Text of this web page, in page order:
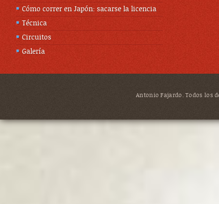
Cómo correr en Japón: sacarse la licencia
Técnica
Circuitos
Galería
Antonio Fajardo. Todos los